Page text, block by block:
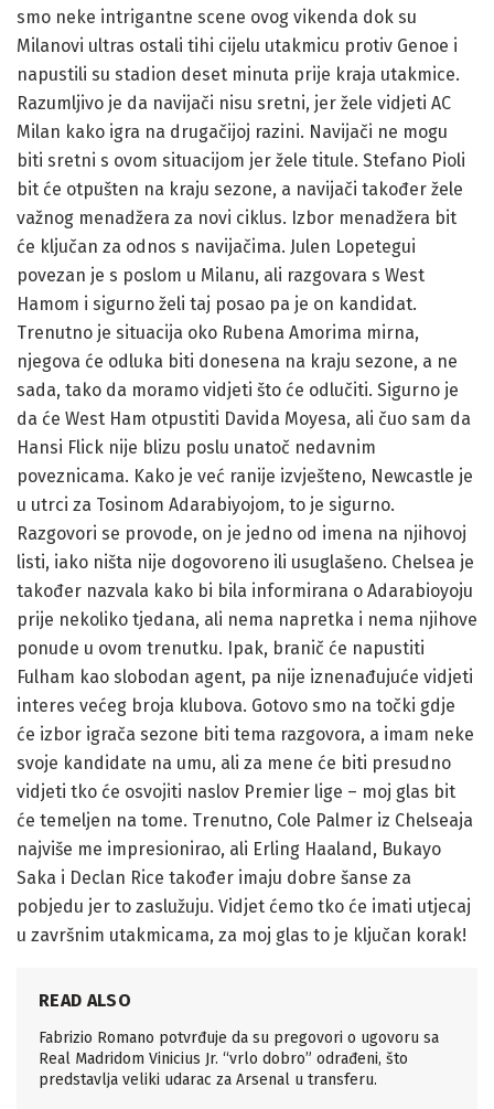
smo neke intrigantne scene ovog vikenda dok su
Milanovi ultras ostali tihi cijelu utakmicu protiv Genoe i
napustili su stadion deset minuta prije kraja utakmice.
Razumljivo je da navijači nisu sretni, jer žele vidjeti AC
Milan kako igra na drugačijoj razini. Navijači ne mogu
biti sretni s ovom situacijom jer žele titule. Stefano Pioli
bit će otpušten na kraju sezone, a navijači također žele
važnog menadžera za novi ciklus. Izbor menadžera bit
će ključan za odnos s navijačima. Julen Lopetegui
povezan je s poslom u Milanu, ali razgovara s West
Hamom i sigurno želi taj posao pa je on kandidat.
Trenutno je situacija oko Rubena Amorima mirna,
njegova će odluka biti donesena na kraju sezone, a ne
sada, tako da moramo vidjeti što će odlučiti. Sigurno je
da će West Ham otpustiti Davida Moyesa, ali čuo sam da
Hansi Flick nije blizu poslu unatoč nedavnim
poveznicama. Kako je već ranije izvješteno, Newcastle je
u utrci za Tosinom Adarabiyojom, to je sigurno.
Razgovori se provode, on je jedno od imena na njihovoj
listi, iako ništa nije dogovoreno ili usuglašeno. Chelsea je
također nazvala kako bi bila informirana o Adarabioyoju
prije nekoliko tjedana, ali nema napretka i nema njihove
ponude u ovom trenutku. Ipak, branič će napustiti
Fulham kao slobodan agent, pa nije iznenađujuće vidjeti
interes većeg broja klubova. Gotovo smo na točki gdje
će izbor igrača sezone biti tema razgovora, a imam neke
svoje kandidate na umu, ali za mene će biti presudno
vidjeti tko će osvojiti naslov Premier lige – moj glas bit
će temeljen na tome. Trenutno, Cole Palmer iz Chelseaja
najviše me impresionirao, ali Erling Haaland, Bukayo
Saka i Declan Rice također imaju dobre šanse za
pobjedu jer to zaslužuju. Vidjet ćemo tko će imati utjecaj
u završnim utakmicama, za moj glas to je ključan korak!
READ ALSO
Fabrizio Romano potvrđuje da su pregovori o ugovoru sa
Real Madridom Vinicius Jr. “vrlo dobro” odrađeni, što
predstavlja veliki udarac za Arsenal u transferu.